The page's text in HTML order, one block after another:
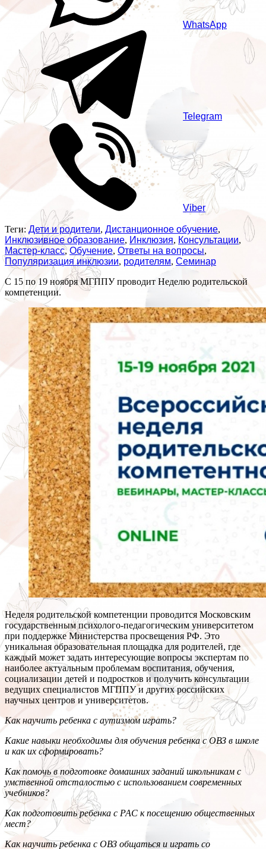
WhatsApp
Telegram
Viber
Теги: Дети и родители, Дистанционное обучение,
Инклюзивное образование, Инклюзия, Консультации,
Мастер-класс, Обучение, Ответы на вопросы,
Популяризация инклюзии, родителям, Семинар
С 15 по 19 ноября МГППУ проводит Неделю родительской
компетенции.
Неделя родительской компетенции проводится Московским
государственным психолого-педагогическим университетом
при поддержке Министерства просвещения РФ. Это
уникальная образовательная площадка для родителей, где
каждый может задать интересующие вопросы экспертам по
наиболее актуальным проблемам воспитания, обучения,
социализации детей и подростков и получить консультации
ведущих специалистов МГППУ и других российских
научных центров и университетов.
Как научить ребенка с аутизмом играть?
Какие навыки необходимы для обучения ребенка с ОВЗ в школе
и как их сформировать?
Как помочь в подготовке домашних заданий школьникам с
умственной отсталостью с использованием современных
учебников?
Как подготовить ребенка с РАС к посещению общественных
мест?
Как научить ребенка с ОВЗ общаться и играть со